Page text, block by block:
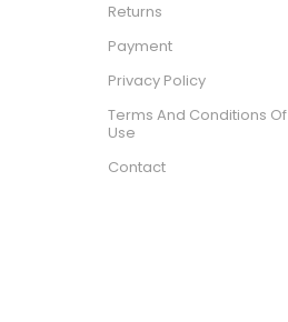
Returns
Payment
Privacy Policy
Terms And Conditions Of
Use
Contact